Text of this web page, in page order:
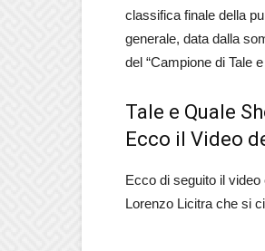
classifica finale della
generale, data dalla
del “Campione di Tale
Tale e Quale
Ecco il Video
Ecco di seguito il video
Lorenzo Licitra che si